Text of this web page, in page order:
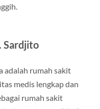
Sardjito
adalah rumah sakit
medis lengkap dan
rumah sakit